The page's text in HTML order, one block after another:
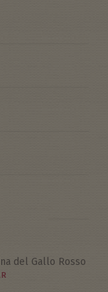
del Gallo Rosso